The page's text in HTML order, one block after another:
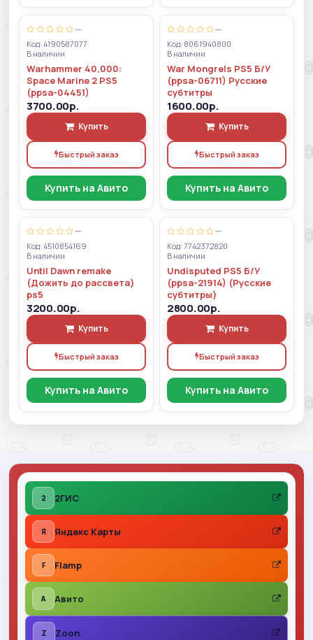
—
Код: 4190587077
В наличии
Warhammer 40,000:
Space Marine 2 PS5
(ppsa-04451)
3700.00р.
Купить
Быстрый заказ
Купить на Авито
—
Код: 8061940800
В наличии
War Mongrels PS5 Б/У
(ppsa-06711) Русские
субтитры
1600.00р.
Купить
Быстрый заказ
Купить на Авито
—
Код: 4510854169
В наличии
Until Dawn remake
(Дожить до рассвета)
ps5
3200.00р.
Купить
Быстрый заказ
Купить на Авито
—
Код: 7742372820
В наличии
Undisputed PS5 Б/У
(ppsa-21914) (Русские
субтитры)
2800.00р.
Купить
Быстрый заказ
Купить на Авито
2 2ГИС
Я Яндекс Карты
F Flamp
A Авито
Z Zoon